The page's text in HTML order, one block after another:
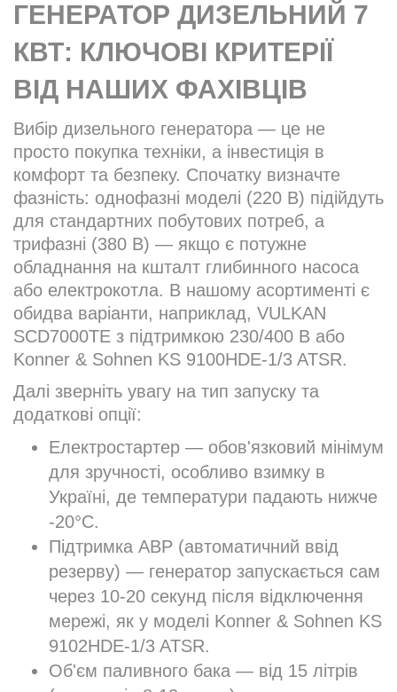
ГЕНЕРАТОР ДИЗЕЛЬНИЙ 7
КВТ: КЛЮЧОВІ КРИТЕРІЇ
ВІД НАШИХ ФАХІВЦІВ
Вибір дизельного генератора — це не
просто покупка техніки, а інвестиція в
комфорт та безпеку. Спочатку визначте
фазність: однофазні моделі (220 В) підійдуть
для стандартних побутових потреб, а
трифазні (380 В) — якщо є потужне
обладнання на кшталт глибинного насоса
або електрокотла. В нашому асортименті є
обидва варіанти, наприклад, VULKAN
SCD7000TE з підтримкою 230/400 В або
Konner & Sohnen KS 9100HDE-1/3 ATSR.
Далі зверніть увагу на тип запуску та
додаткові опції:
Електростартер — обов'язковий мінімум
для зручності, особливо взимку в
Україні, де температури падають нижче
-20°C.
Підтримка АВР (автоматичний ввід
резерву) — генератор запускається сам
через 10-20 секунд після відключення
мережі, як у моделі Konner & Sohnen KS
9102HDE-1/3 ATSR.
Об'єм паливного бака — від 15 літрів